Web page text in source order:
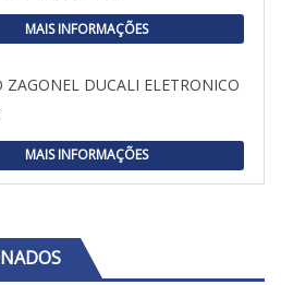
MAIS INFORMAÇÕES
ZAGONEL DUCALI ELETRONICO
MAIS INFORMAÇÕES